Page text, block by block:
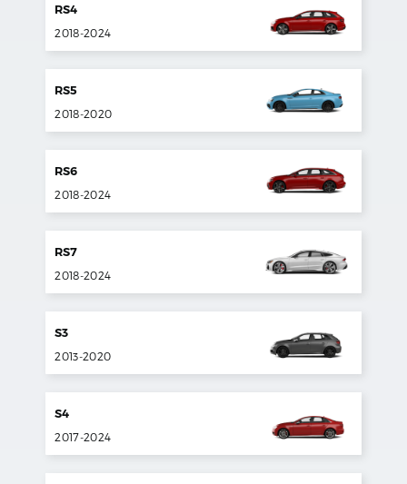
RS4
2018-2024
RS5
2018-2020
RS6
2018-2024
RS7
2018-2024
S3
2013-2020
S4
2017-2024